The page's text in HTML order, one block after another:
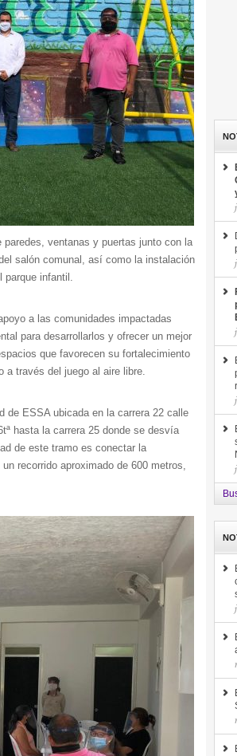
ventanas y puertas junto con la
salón comunal, así como la instalación
parque infantil.
a las comunidades impactadas
para desarrollarlos y ofrecer un mejor
que favorecen su fortalecimiento
a través del juego al aire libre.
de ESSA ubicada en la carrera 22 calle
hasta la carrera 25 donde se desvía
de este tramo es conectar la
recorrido aproximado de 600 metros,